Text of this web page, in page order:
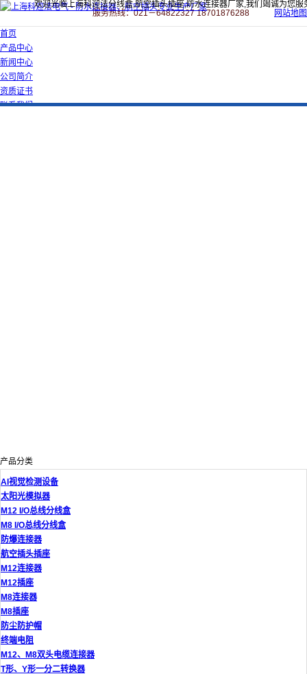
欢迎光临上海科迎法分线盒,航空插头插座,防水连接器厂家,我们竭诚为您服
服务热线：021－64822327 18701876288
网站地图
首页
产品中心
新闻中心
公司简介
资质证书
联系我们
产品分类
AI视觉检测设备
太阳光模拟器
M12 I/O总线分线盒
M8 I/O总线分线盒
防爆连接器
航空插头插座
M12连接器
M12插座
M8连接器
M8插座
防尘防护帽
终端电阻
M12、M8双头电缆连接器
T形、Y形一分二转换器